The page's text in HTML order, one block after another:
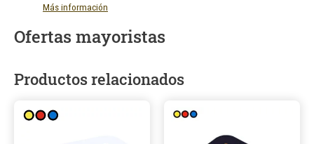
Más información
Ofertas mayoristas
Productos relacionados